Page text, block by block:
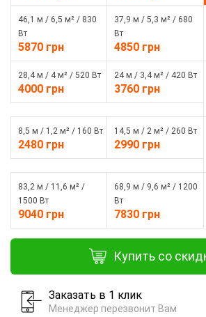
46,1 м / 6,5 м² / 830
Вт
5870 грн
37,9 м / 5,3 м² / 680
Вт
4850 грн
28,4 м / 4 м² / 520 Вт
4000 грн
24 м / 3,4 м² / 420 Вт
3760 грн
8,5 м / 1,2 м² / 160 Вт
2480 грн
14,5 м / 2 м² / 260 Вт
2990 грн
83,2 м / 11,6 м² /
1500 Вт
9040 грн
68,9 м / 9,6 м² / 1200
Вт
7830 грн
Купить со
Заказать в 1 клик
Менеджер перезвонит Вам